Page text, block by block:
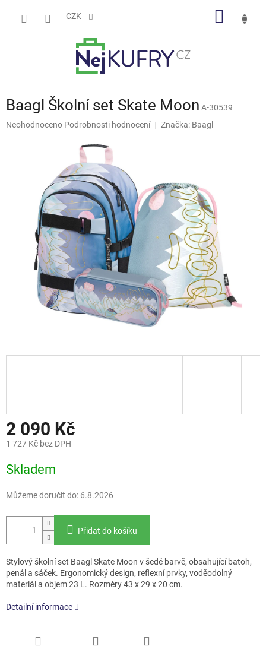
CZK
Baagl Školní set Skate Moon A-30539
Průměrné
hvězdiček.
Neohodnoceno Podrobnosti hodnocení Značka: Baagl
2 090 Kč
1 727 Kč bez DPH
cena:
Skladem
Můžeme doručit do: 6.8.2026
Přidat do košíku
Stylový školní set Baagl Skate Moon v šedé barvě, obsahující batoh,
penál a sáček. Ergonomický design, reflexní prvky, voděodolný
materiál a objem 23 L. Rozměry 43 x 29 x 20 cm.
Detailní informace